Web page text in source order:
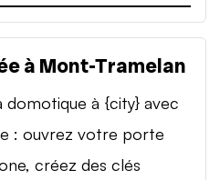
à Mont-Tramelan
domotique à {city} avec
: ouvrez votre porte
créez des clés